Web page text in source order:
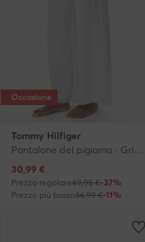
Occasione
Tommy Hilfiger
Pantalone del pigiama · Grigio
Prezzo attuale
30,99 €
Prezzo regolare49,95 €-37%
Prezzo più basso34,99 €-11%